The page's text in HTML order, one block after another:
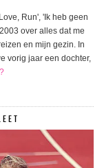
Run', 'Ik heb geen
over alles dat me
en mijn gezin. In
vorig jaar een dochter,